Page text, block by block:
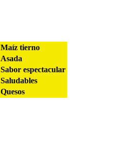
Maíz tierno
Asada
Sabor espectacular
Saludables
Quesos